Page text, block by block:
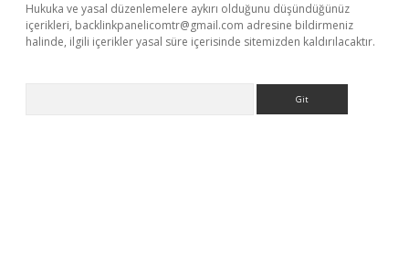
Hukuka ve yasal düzenlemelere aykırı olduğunu düşündüğünüz
içerikleri, backlinkpanelicomtr@gmail.com adresine bildirmeniz
halinde, ilgili içerikler yasal süre içerisinde sitemizden kaldırılacaktır.